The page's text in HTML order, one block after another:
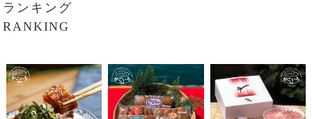
ランキング
RANKING